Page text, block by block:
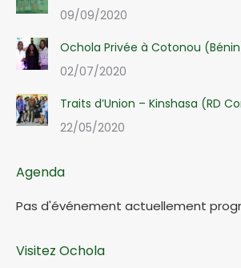
09/09/2020
Ochola Privée à Cotonou
02/07/2020
Traits d’Union – Kinshasa (RD
22/05/2020
Agenda
Pas d'événement actuellement
Visitez Ochola